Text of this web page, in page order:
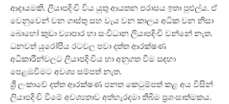
ආදායමකි. ලියාපදිංචි විය යුතු ආයතන පරාසය ඉතා පුළුල්ය. ඒ
වෙනුවෙන් වන ගාස්තු සහ වැය වන කාලය අධික වන නිසා
බොහෝ කුඩා ව්‍යාපාර හා සංවිධාන ලියාපදිංචි වන්නේ නැත.
ධනවත් යුරෝපීය රටවල පවා දත්ත ආරක්ෂණ
අධිකාරීන්වලට ලියාපදිංචිය හා අනුගත වීම සඳහා
පෙළඹවීමට අවශ්‍ය සම්පත් නැත.
ශ්‍රී ලංකාවේ දත්ත ආරක්ෂණ පනත කෙටුම්පත් කළ අය විසින්
ලියාපදිංචි වීමේ අවශ්‍යතාව අත්හැරදමා තිබීම ප්‍රශංසාත්මකය.